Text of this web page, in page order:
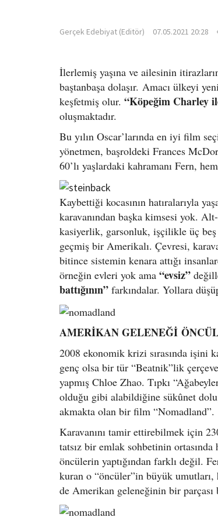
Gerçek Edebiyat (Editör) 07.05.2021 20:28
İlerlemiş yaşına ve ailesinin
baştanbaşa dolaşır. Amacı ülkeyi
keşfetmiş olur. “Köpeğim Charley
oluşmaktadır.
Bu yılın Oscar’larında en iyi film
yönetmen, başroldeki Frances
60’lı yaşlardaki kahramanı Fern,
Kaybettiği kocasının hatıralarıyla
karavanından başka kimsesi yok.
kasiyerlik, garsonluk, işçilikle üç beş
geçmiş bir Amerikalı. Çevresi,
bitince sistemin kenara attığı
örneğin evleri yok ama “evsiz”
battığının” farkındalar. Yollara
AMERİKAN GELENEĞİ
2008 ekonomik krizi sırasında işini
genç olsa bir tür “Beatnik”lik
yapmış Chloe Zhao. Tıpkı
olduğu gibi alabildiğine sükûnet
akmakta olan bir film “Nomadland”.
Karavanını tamir ettirebilmek için
tatsız bir emlak sohbetinin ortasında
öncülerin yaptığından farklı değil.
kuran o “öncüler”in büyük
de Amerikan geleneğinin bir